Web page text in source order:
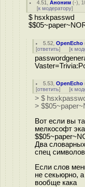
4.51 ,Аноним (-),
[к модератору]
$ hsxkpasswd
5.52 ,OpenEcho
[ответить] [к
5.53 ,OpenEcho
[ответить] [к
> $
>
Вот если вы
мелкософт
Два
спец
Если слов
не секьюрно,
вообще кака